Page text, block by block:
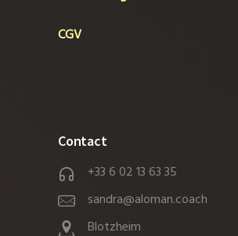
CGV
Contact
+33 6 02 13 63 35
sandra@aloman.coach
Blotzheim